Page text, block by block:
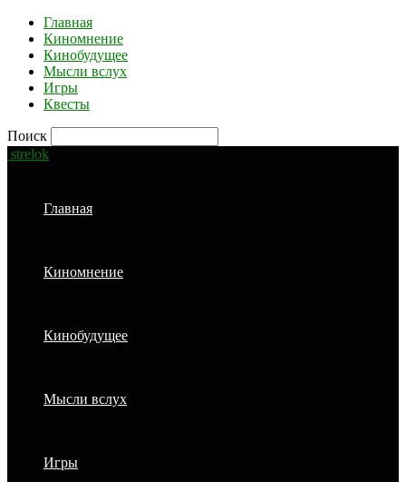
Главная
Киномнение
Кинобудущее
Мысли вслух
Игры
Квесты
Поиск
strelok
Главная
Киномнение
Кинобудущее
Мысли вслух
Игры